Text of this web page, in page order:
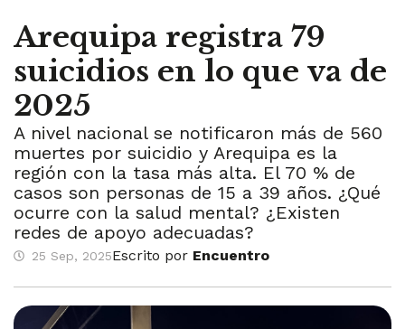
Arequipa registra 79
suicidios en lo que va de
2025
A nivel nacional se notificaron más de 560
muertes por suicidio y Arequipa es la
región con la tasa más alta. El 70 % de
casos son personas de 15 a 39 años. ¿Qué
ocurre con la salud mental? ¿Existen
redes de apoyo adecuadas?
25 Sep, 2025Escrito por Encuentro